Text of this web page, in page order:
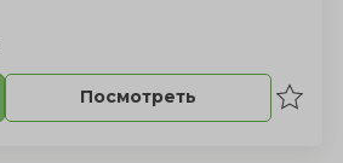
Посмотреть